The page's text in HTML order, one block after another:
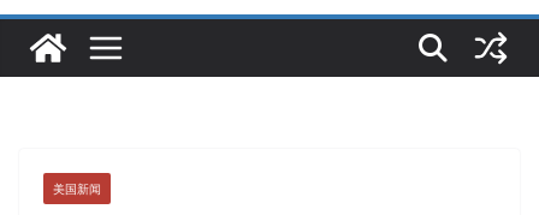
美国新闻